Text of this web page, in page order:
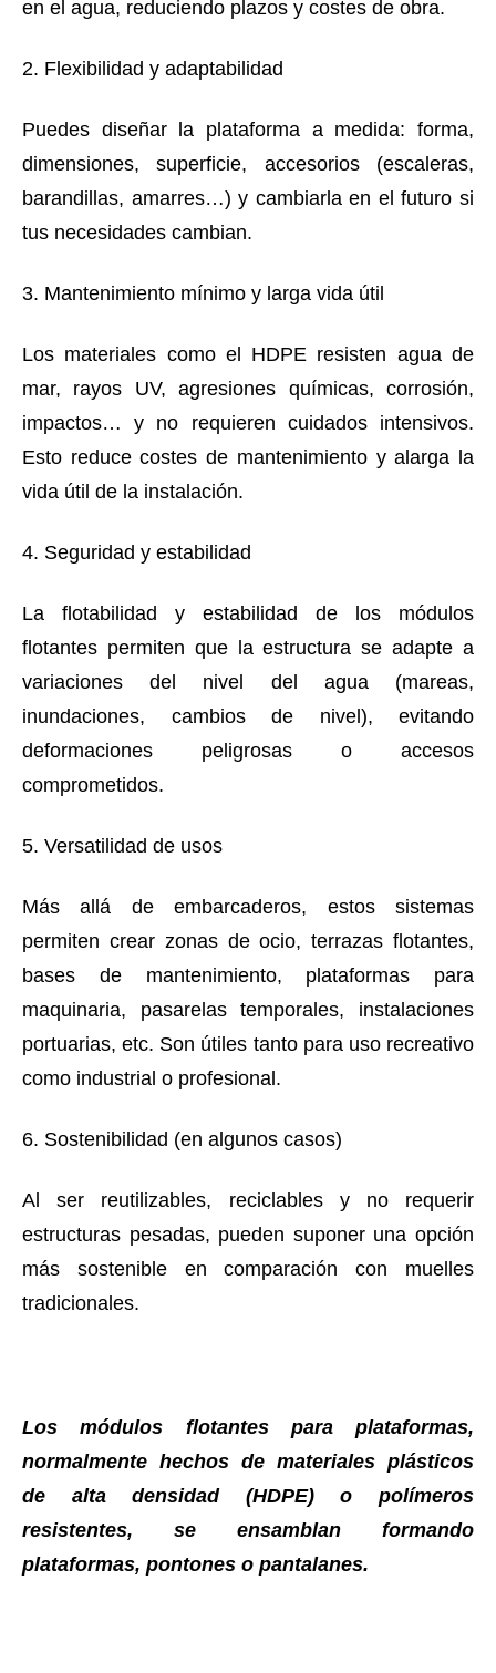
en el agua, reduciendo plazos y costes de obra.
2. Flexibilidad y adaptabilidad
Puedes diseñar la plataforma a medida: forma,
dimensiones, superficie, accesorios (escaleras,
barandillas, amarres…) y cambiarla en el futuro si
tus necesidades cambian.
3. Mantenimiento mínimo y larga vida útil
Los materiales como el HDPE resisten agua de
mar, rayos UV, agresiones químicas, corrosión,
impactos… y no requieren cuidados intensivos.
Esto reduce costes de mantenimiento y alarga la
vida útil de la instalación.
4. Seguridad y estabilidad
La flotabilidad y estabilidad de los módulos
flotantes permiten que la estructura se adapte a
variaciones del nivel del agua (mareas,
inundaciones, cambios de nivel), evitando
deformaciones peligrosas o accesos
comprometidos.
5. Versatilidad de usos
Más allá de embarcaderos, estos sistemas
permiten crear zonas de ocio, terrazas flotantes,
bases de mantenimiento, plataformas para
maquinaria, pasarelas temporales, instalaciones
portuarias, etc. Son útiles tanto para uso recreativo
como industrial o profesional.
6. Sostenibilidad (en algunos casos)
Al ser reutilizables, reciclables y no requerir
estructuras pesadas, pueden suponer una opción
más sostenible en comparación con muelles
tradicionales.
Los módulos flotantes para plataformas,
normalmente hechos de materiales plásticos
de alta densidad (HDPE) o polímeros
resistentes, se ensamblan formando
plataformas, pontones o pantalanes.